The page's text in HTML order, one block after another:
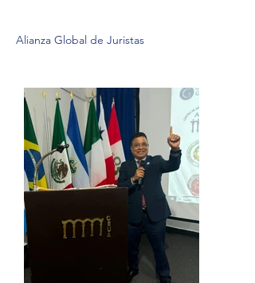
Alianza Global de Juristas